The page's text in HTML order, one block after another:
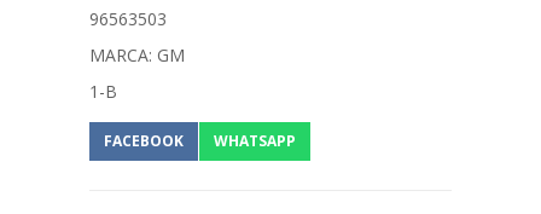
96563503
MARCA: GM
1-B
FACEBOOK WHATSAPP